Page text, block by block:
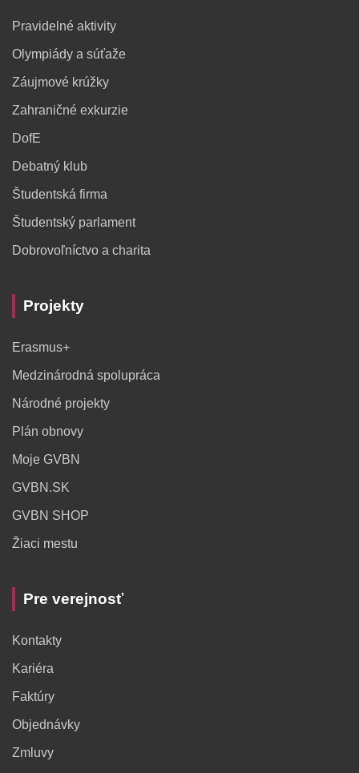
Pravidelné aktivity
Olympiády a súťaže
Záujmové krúžky
Zahraničné exkurzie
DofE
Debatný klub
Študentská firma
Študentský parlament
Dobrovoľníctvo a charita
Projekty
Erasmus+
Medzinárodná spolupráca
Národné projekty
Plán obnovy
Moje GVBN
GVBN.SK
GVBN SHOP
Žiaci mestu
Pre verejnosť
Kontakty
Kariéra
Faktúry
Objednávky
Zmluvy